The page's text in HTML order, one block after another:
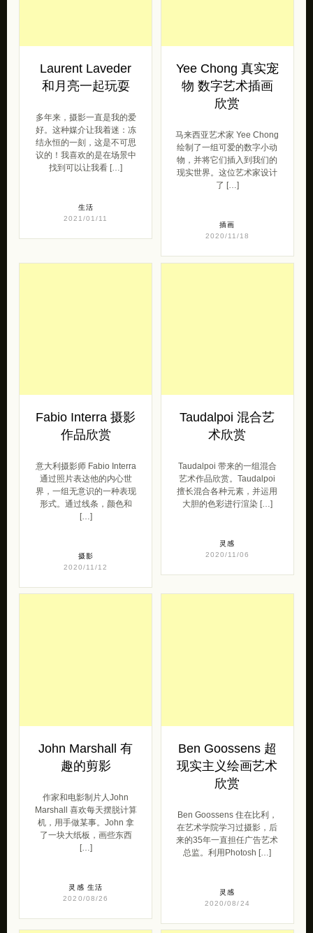
Laurent Laveder
和月亮一起玩耍
多年来，摄影一直是我的爱
好。这种媒介让我着迷：冻
结永恒的一刻，这是不可思
议的！我喜欢的是在场景中
找到可以让我看 […]
生活
2021/01/11
Yee Chong 真实宠
物 数字艺术插画
欣赏
马来西亚艺术家 Yee Chong
绘制了一组可爱的数字小动
物，并将它们插入到我们的
现实世界。这位艺术家设计
了 […]
插画
2020/11/18
Fabio Interra 摄影
作品欣赏
意大利摄影师 Fabio Interra
通过照片表达他的内心世
界，一组无意识的一种表现
形式。通过线条，颜色和
[…]
摄影
2020/11/12
Taudalpoi 混合艺
术欣赏
Taudalpoi 带来的一组混合
艺术作品欣赏。Taudalpoi
擅长混合各种元素，并运用
大胆的色彩进行渲染 […]
灵感
2020/11/06
John Marshall 有
趣的剪影
作家和电影制片人John
Marshall 喜欢每天摆脱计算
机，用手做某事。John 拿
了一块大纸板，画些东西
[…]
灵感 生活
2020/08/26
Ben Goossens 超
现实主义绘画艺术
欣赏
Ben Goossens 住在比利，
在艺术学院学习过摄影，后
来的35年一直担任广告艺术
总监。利用Photosh […]
灵感
2020/08/24